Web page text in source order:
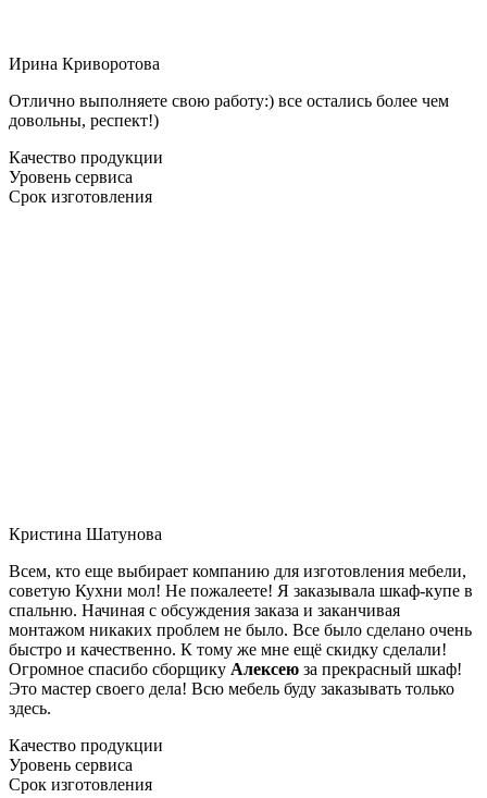
Ирина Криворотова
Отлично выполняете свою работу:) все остались более чем
довольны, респект!)
Качество продукции
Уровень сервиса
Срок изготовления
Кристина Шатунова
Всем, кто еще выбирает компанию для изготовления мебели,
советую Кухни мол! Не пожалеете! Я заказывала шкаф-купе в
спальню. Начиная с обсуждения заказа и заканчивая
монтажом никаких проблем не было. Все было сделано очень
быстро и качественно. К тому же мне ещё скидку сделали!
Огромное спасибо сборщику Алексею за прекрасный шкаф!
Это мастер своего дела! Всю мебель буду заказывать только
здесь.
Качество продукции
Уровень сервиса
Срок изготовления